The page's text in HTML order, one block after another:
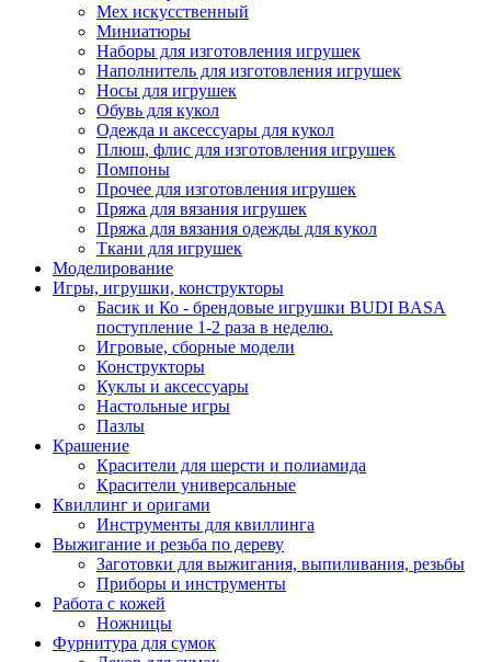
Мех искусственный
Миниатюры
Наборы для изготовления игрушек
Наполнитель для изготовления игрушек
Носы для игрушек
Обувь для кукол
Одежда и аксессуары для кукол
Плюш, флис для изготовления игрушек
Помпоны
Прочее для изготовления игрушек
Пряжа для вязания игрушек
Пряжа для вязания одежды для кукол
Ткани для игрушек
Моделирование
Игры, игрушки, конструкторы
Басик и Ко - брендовые игрушки BUDI BASA
поступление 1-2 раза в неделю.
Игровые, сборные модели
Конструкторы
Куклы и аксессуары
Настольные игры
Пазлы
Крашение
Красители для шерсти и полиамида
Красители универсальные
Квиллинг и оригами
Инструменты для квиллинга
Выжигание и резьба по дереву
Заготовки для выжигания, выпиливания, резьбы
Приборы и инструменты
Работа с кожей
Ножницы
Фурнитура для сумок